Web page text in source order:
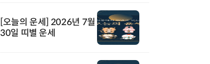
[오늘의 운세] 2026년 7월
30일 띠별 운세